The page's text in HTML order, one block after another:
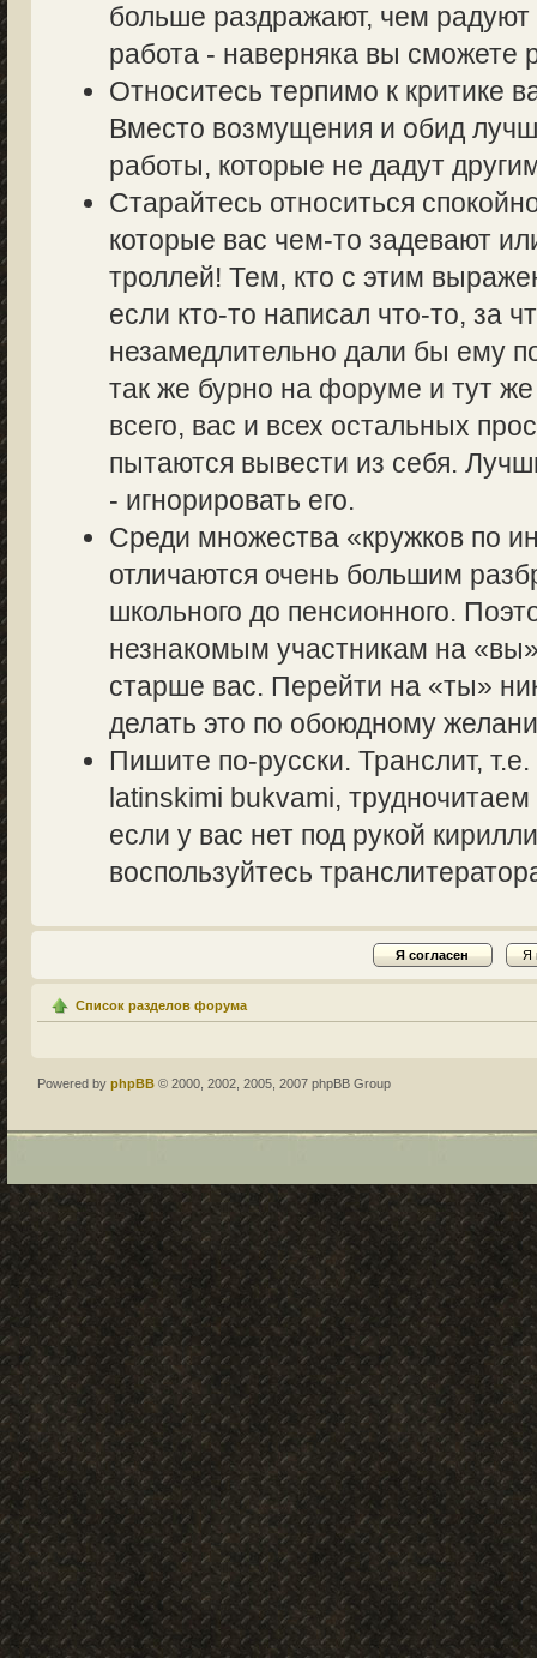
больше раздражают, чем
работа - наверняка вы сможете
Относитесь терпимо к критике
Вместо возмущения и обид
работы, которые не дадут
Старайтесь относиться
которые вас чем-то задевают
троллей! Тем, кто с этим
если кто-то написал что-то, за
незамедлительно дали бы ему
так же бурно на форуме и тут
всего, вас и всех остальных
пытаются вывести из себя.
- игнорировать его.
Среди множества «кружков по
отличаются очень большим
школьного до пенсионного.
незнакомым участникам на
старше вас. Перейти на «ты»
делать это по обоюдному
Пишите по-русски. Транслит,
latinskimi bukvami,
если у вас нет под рукой
воспользуйтесь
Список разделов форума
Powered by phpBB © 2000, 2002, 2005, 2007 phpBB Group